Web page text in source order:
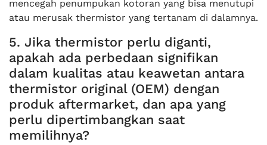
mencegah penumpukan kotoran yang bisa menutupi
atau merusak thermistor yang tertanam di dalamnya.
5. Jika thermistor perlu diganti,
apakah ada perbedaan signifikan
dalam kualitas atau keawetan antara
thermistor original (OEM) dengan
produk aftermarket, dan apa yang
perlu dipertimbangkan saat
memilihnya?